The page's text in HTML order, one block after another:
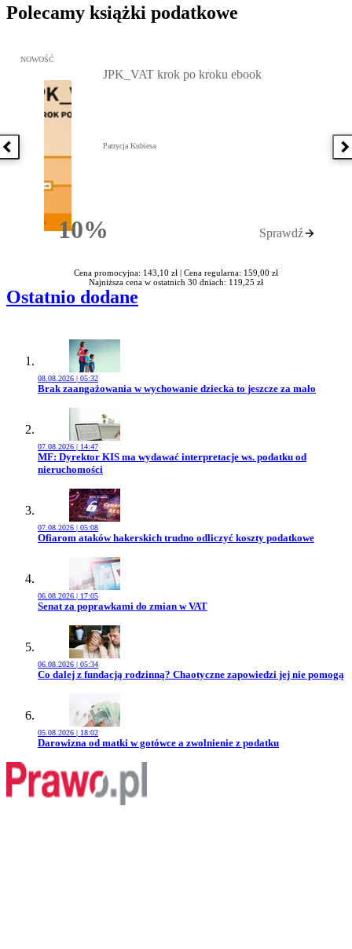
Polecamy książki podatkowe
Poprzednia książka
Przejdź do: JPK_VAT krok po kroku ebook, Patrycja Kubiesa -
NOWOŚĆ
10%Rabatu
JPK_VAT krok po kroku ebook
Patrycja Kubiesa
Sprawdź
Cena promocyjna: 143,10 zł | Cena regularna: 159,00 zł
Najniższa cena w ostatnich 30 dniach: 119,25 zł
Ostatnio dodane
08.08.2026 | 05:32
Przejdź do artykułu:
Brak zaangażowania w wychowanie dziecka to jeszcze za mało
07.08.2026 | 14:47
Przejdź do artykułu:
MF: Dyrektor KIS ma wydawać interpretacje ws. podatku od
nieruchomości
07.08.2026 | 05:08
Przejdź do artykułu:
Ofiarom ataków hakerskich trudno odliczyć koszty podatkowe
06.08.2026 | 17:05
Przejdź do artykułu:
Senat za poprawkami do zmian w VAT
06.08.2026 | 05:34
Przejdź do artykułu:
Co dalej z fundacją rodzinną? Chaotyczne zapowiedzi jej nie pomogą
05.08.2026 | 18:02
Przejdź do artykułu:
Darowizna od matki w gotówce a zwolnienie z podatku